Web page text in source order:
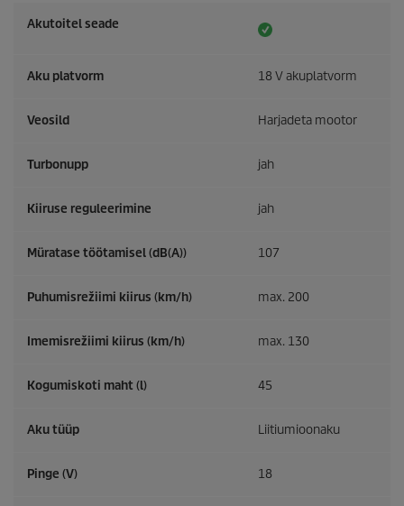
Akutoitel seade
Aku platvorm 18 V akuplatvorm
Veosild Harjadeta mootor
Turbonupp jah
Kiiruse reguleerimine jah
Müratase töötamisel (dB(A)) 107
Puhumisrežiimi kiirus (km/h) max. 200
Imemisrežiimi kiirus (km/h) max. 130
Kogumiskoti maht (l) 45
Aku tüüp Liitiumioonaku
Pinge (V) 18